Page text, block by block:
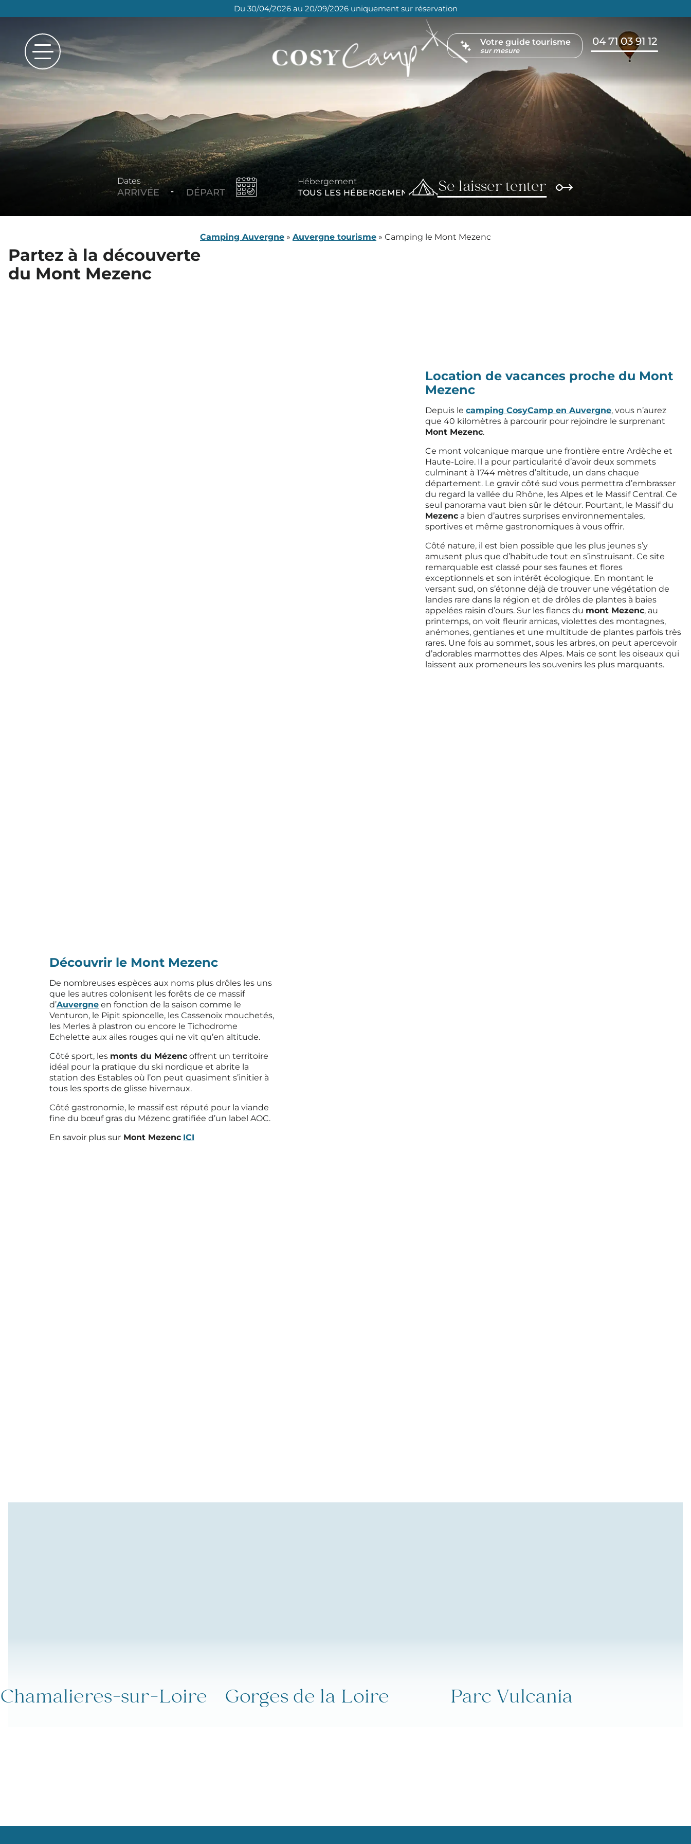
Du 30/04/2026 au 20/09/2026 uniquement sur réservation
Votre guide tourisme
sur mesure
04 71 03 91 12
Dates
-
Hébergement Se laisser tenter
Camping Auvergne » Auvergne tourisme » Camping le Mont Mezenc
Partez à la découverte
du Mont Mezenc
Location de vacances proche du Mont
Mezenc
Depuis lecamping CosyCamp en Auvergne, vous n’aurez
que 40 kilomètres à parcourir pour rejoindre le surprenant
Mont Mezenc.
Ce mont volcanique marque une frontière entre Ardèche et
Haute-Loire. Il a pour particularité d’avoir deux sommets
culminant à 1744 mètres d’altitude, un dans chaque
département. Le gravir côté sud vous permettra d’embrasser
du regard la vallée du Rhône, les Alpes et le Massif Central. Ce
seul panorama vaut bien sûr le détour. Pourtant, le Massif du
Mezenc a bien d’autres surprises environnementales,
sportives et même gastronomiques à vous offrir.
Côté nature, il est bien possible que les plus jeunes s’y
amusent plus que d’habitude tout en s’instruisant. Ce site
remarquable est classé pour ses faunes et flores
exceptionnels et son intérêt écologique. En montant le
versant sud, on s’étonne déjà de trouver une végétation de
landes rare dans la région et de drôles de plantes à baies
appelées raisin d’ours. Sur les flancs du mont Mezenc, au
printemps, on voit fleurir arnicas, violettes des montagnes,
anémones, gentianes et une multitude de plantes parfois très
rares. Une fois au sommet, sous les arbres, on peut apercevoir
d’adorables marmottes des Alpes. Mais ce sont les oiseaux qui
laissent aux promeneurs les souvenirs les plus marquants.
Découvrir le Mont Mezenc
De nombreuses espèces aux noms plus drôles les uns
que les autres colonisent les forêts de ce massif
d’Auvergne en fonction de la saison comme le
Venturon, le Pipit spioncelle, les Cassenoix mouchetés,
les Merles à plastron ou encore le Tichodrome
Echelette aux ailes rouges qui ne vit qu’en altitude.
Côté sport, les monts du Mézenc offrent un territoire
idéal pour la pratique du ski nordique et abrite la
station des Estables où l’on peut quasiment s’initier à
tous les sports de glisse hivernaux.
Côté gastronomie, le massif est réputé pour la viande
fine du bœuf gras du Mézenc gratifiée d’un label AOC.
En savoir plus sur Mont Mezenc ICI
Chamalieres-sur-Loire Gorges de la Loire Parc Vulcania